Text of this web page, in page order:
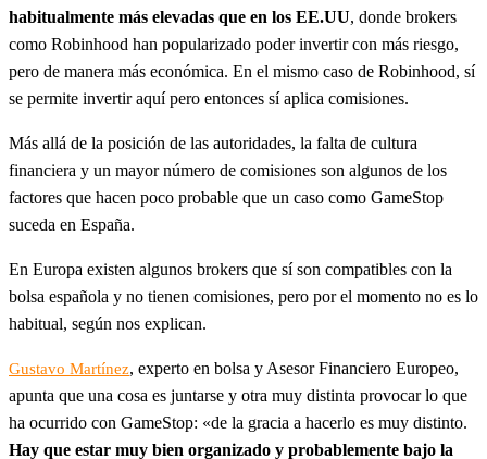
habitualmente más elevadas que en los EE.UU, donde brokers
como Robinhood han popularizado poder invertir con más riesgo,
pero de manera más económica. En el mismo caso de Robinhood, sí
se permite invertir aquí pero entonces sí aplica comisiones.
Más allá de la posición de las autoridades, la falta de cultura
financiera y un mayor número de comisiones son algunos de los
factores que hacen poco probable que un caso como GameStop
suceda en España.
En Europa existen algunos brokers que sí son compatibles con la
bolsa española y no tienen comisiones, pero por el momento no es lo
habitual, según nos explican.
Gustavo Martínez, experto en bolsa y Asesor Financiero Europeo,
apunta que una cosa es juntarse y otra muy distinta provocar lo que
ha ocurrido con GameStop: «de la gracia a hacerlo es muy distinto.
Hay que estar muy bien organizado y probablemente bajo la